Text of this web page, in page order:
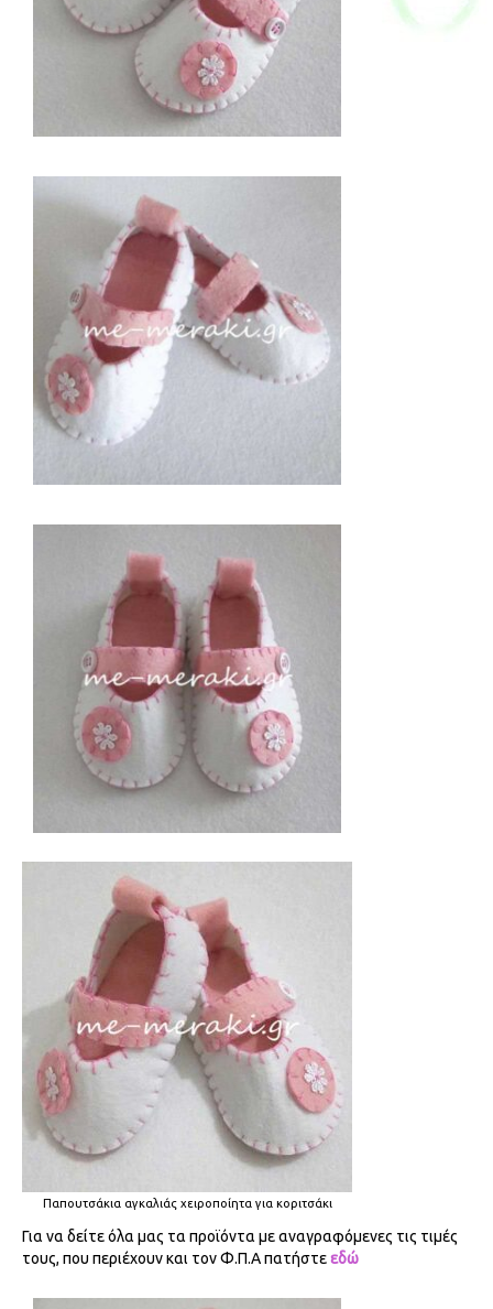
Παπουτσάκια αγκαλιάς χειροποίητα για κοριτσάκι
Για να δείτε όλα μας τα προϊόντα με αναγραφόμενες τις τιμές
τους, που περιέχουν και τον Φ.Π.Α πατήστεεδώ